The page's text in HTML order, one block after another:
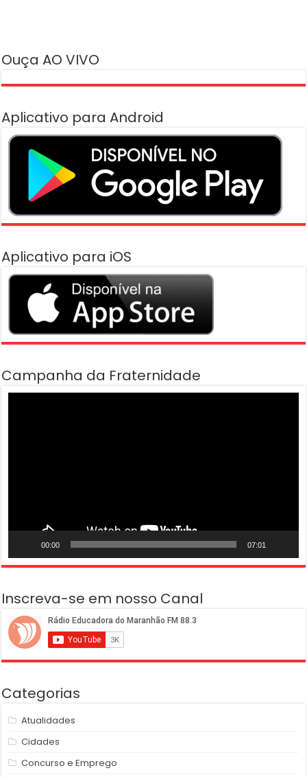
Ouça AO VIVO
Aplicativo para Android
Aplicativo para iOS
Campanha da Fraternidade
00:00 07:01
Inscreva-se em nosso Canal
Categorias
Atualidades
Cidades
Concurso e Emprego